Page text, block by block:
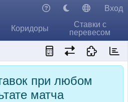
Коридоры
Ставки с
перевесом
Вход
при любом
матча